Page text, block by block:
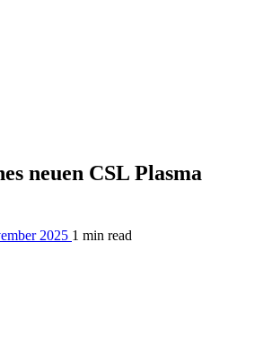
neuen CSL Plasma
2025 1 min read